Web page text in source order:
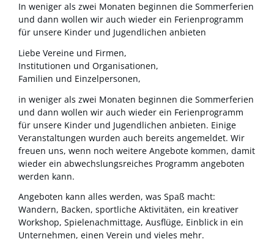
In weniger als zwei Monaten beginnen die Sommerferien
und dann wollen wir auch wieder ein Ferienprogramm
für unsere Kinder und Jugendlichen anbieten
Liebe Vereine und Firmen,
Institutionen und Organisationen,
Familien und Einzelpersonen,
in weniger als zwei Monaten beginnen die Sommerferien
und dann wollen wir auch wieder ein Ferienprogramm
für unsere Kinder und Jugendlichen anbieten. Einige
Veranstaltungen wurden auch bereits angemeldet. Wir
freuen uns, wenn noch weitere Angebote kommen, damit
wieder ein abwechslungsreiches Programm angeboten
werden kann.
Angeboten kann alles werden, was Spaß macht:
Wandern, Backen, sportliche Aktivitäten, ein kreativer
Workshop, Spielenachmittage, Ausflüge, Einblick in ein
Unternehmen, einen Verein und vieles mehr.